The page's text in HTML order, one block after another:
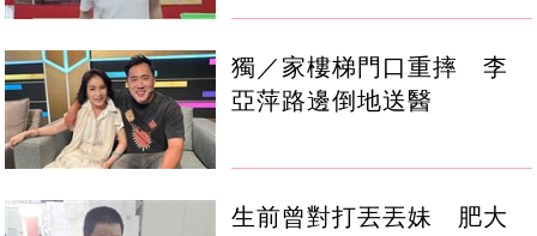
獨／家樓梯門口重摔 李
亞萍路邊倒地送醫
生前曾對打丟丟妹 肥大